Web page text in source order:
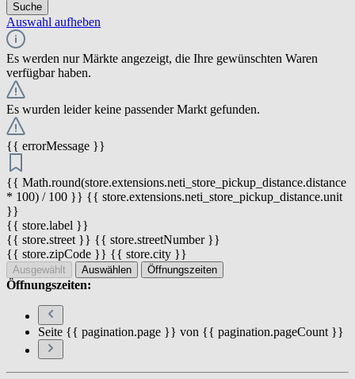
Suche
Auswahl aufheben
Es werden nur Märkte angezeigt, die Ihre gewünschten Waren
verfügbar haben.
Es wurden leider keine passender Markt gefunden.
{{ errorMessage }}
{{ Math.round(store.extensions.neti_store_pickup_distance.distance
* 100) / 100 }} {{ store.extensions.neti_store_pickup_distance.unit
}}
{{ store.label }}
{{ store.street }} {{ store.streetNumber }}
{{ store.zipCode }} {{ store.city }}
Ausgewählt Auswählen Öffnungszeiten
Öffnungszeiten:
Seite {{ pagination.page }} von {{ pagination.pageCount }}